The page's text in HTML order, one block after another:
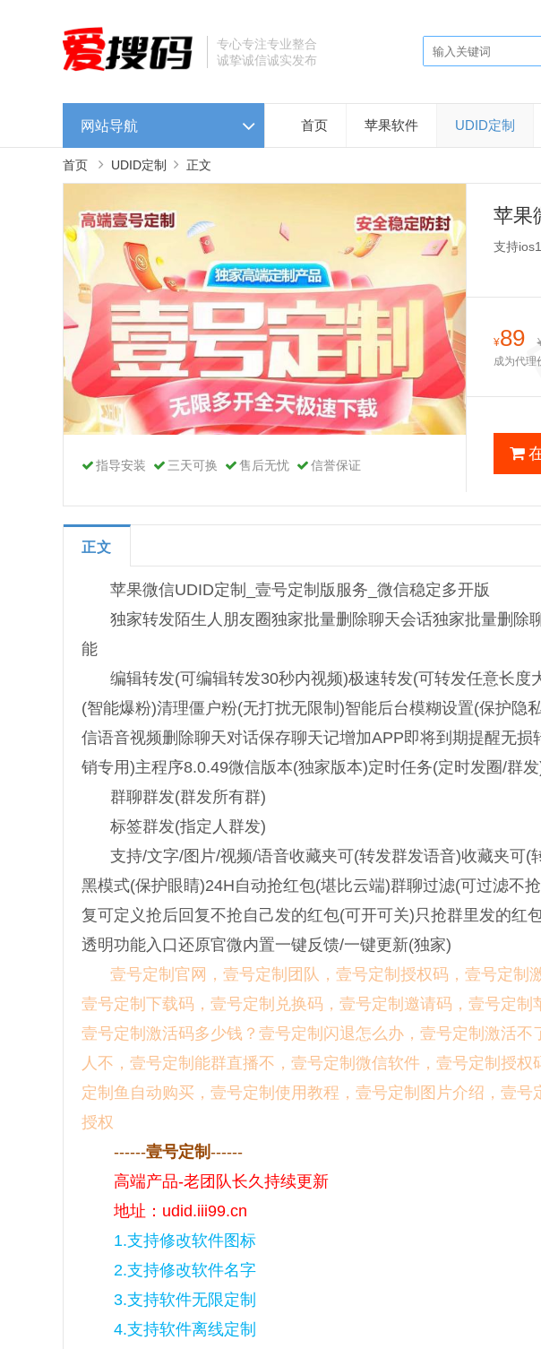
专心专注专业整合
诚挚诚信诚实发布
网站导航 首页 苹果软件 UDID定制
首页 UDID定制 正文
指导安装 三天可换 售后无忧 信誉保证
苹果
支持
¥89
成为代理
正文
苹果微信UDID定制_壹号定制版服务_微信稳定多开版
独家转发陌生人朋友圈独家批量删除聊天会话独家批量删除
能
编辑转发(可编辑转发30秒内视频)极速转发(可转发任意长度
(智能爆粉)清理僵户粉(无打扰无限制)智能后台模糊设置(保护隐
信语音视频删除聊天对话保存聊天记增加APP即将到期提醒无
销专用)主程序8.0.49微信版本(独家版本)定时任务(定时发圈/群
群聊群发(群发所有群)
标签群发(指定人群发)
支持/文字/图片/视频/语音收藏夹可(转发群发语音)收藏夹可
黑模式(保护眼睛)24H自动抢红包(堪比云端)群聊过滤(可过滤不
复可定义抢后回复不抢自己发的红包(可开可关)只抢群里发的红
透明功能入口还原官微内置一键反馈/一键更新(独家)
壹号定制官网，壹号定制团队，壹号定制授权码，壹号定制
壹号定制下载码，壹号定制兑换码，壹号定制邀请码，壹号定制
壹号定制激活码多少钱？壹号定制闪退怎么办，壹号定制激活
人不，壹号定制能群直播不，壹号定制微信软件，壹号定制授
定制鱼自动购买，壹号定制使用教程，壹号定制图片介绍，壹
授权
------壹号定制 ------
高端产品-老团队长久持续更新
地址：udid.iii99.cn
1.支持修改软件图标
2.支持修改软件名字
3.支持软件无限定制
4.支持软件离线定制